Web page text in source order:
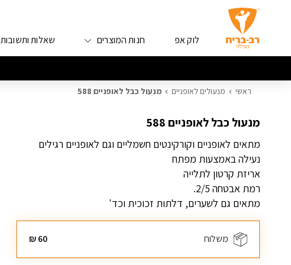
לוק אפ חנות המוצרים שאלות ותשובות
ראשי מנעולים לאופניים מנעול כבל לאופניים 588
מנעול כבל לאופניים 588
מתאים לאופניים וקורקינטים חשמליים וגם לאופניים רגילים
נעילה באמצעות מפתח
אריזת קרטון לתלייה
רמת אבטחה 2/5.
מתאים גם לשערים, דלתות זכוכית וכד'
משלוח ₪60